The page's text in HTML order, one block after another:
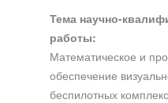
Тема научно-
работы:
Математическое и
обеспечение
беспилотных